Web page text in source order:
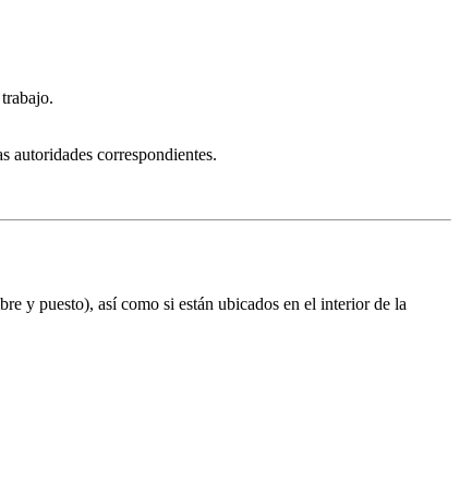
autoridades correspondientes.
y puesto), así como si están ubicados en el interior de la